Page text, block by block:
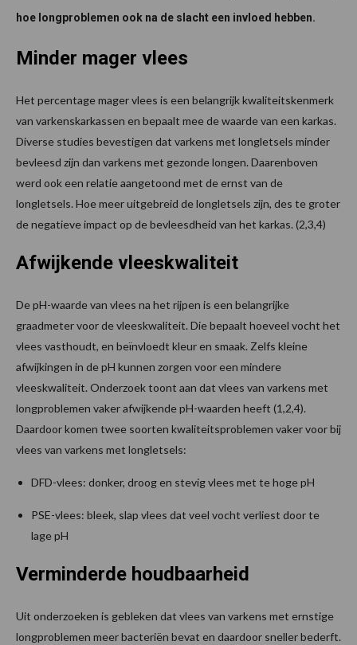
hoe longproblemen ook na de slacht een invloed hebben.
Minder mager vlees
Het percentage mager vlees is een belangrijk kwaliteitskenmerk
van varkenskarkassen en bepaalt mee de waarde van een karkas.
Diverse studies bevestigen dat varkens met longletsels minder
bevleesd zijn dan varkens met gezonde longen. Daarenboven
werd ook een relatie aangetoond met de ernst van de
longletsels. Hoe meer uitgebreid de longletsels zijn, des te groter
de negatieve impact op de bevleesdheid van het karkas. (2,3,4)
Afwijkende vleeskwaliteit
De pH-waarde van vlees na het rijpen is een belangrijke
graadmeter voor de vleeskwaliteit. Die bepaalt hoeveel vocht het
vlees vasthoudt, en beïnvloedt kleur en smaak. Zelfs kleine
afwijkingen in de pH kunnen zorgen voor een mindere
vleeskwaliteit. Onderzoek toont aan dat vlees van varkens met
longproblemen vaker afwijkende pH-waarden heeft (1,2,4).
Daardoor komen twee soorten kwaliteitsproblemen vaker voor bij
vlees van varkens met longletsels:
DFD-vlees: donker, droog en stevig vlees met te hoge pH
PSE-vlees: bleek, slap vlees dat veel vocht verliest door te
lage pH
Verminderde houdbaarheid
Uit onderzoeken is gebleken dat vlees van varkens met ernstige
longproblemen meer bacteriën bevat en daardoor sneller bederft.